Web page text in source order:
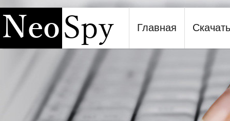
Программа шпион NeoSpy
Главная Скачать